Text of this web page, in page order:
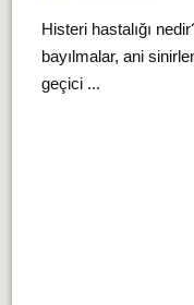
Histeri hastalığı
bayılmalar, ani
geçici ...